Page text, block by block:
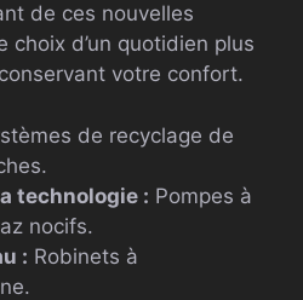
de ces nouvelles
d’un quotidien plus
votre confort.
de recyclage de
technologie : Pompes à
nocifs.
: Robinets à